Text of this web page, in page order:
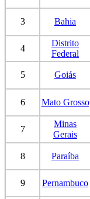
3 Bahia
4
Distrito
Federal
5 Goiás
6 Mato Grosso
7
Minas
Gerais
8 Paraíba
9 Pernambuco